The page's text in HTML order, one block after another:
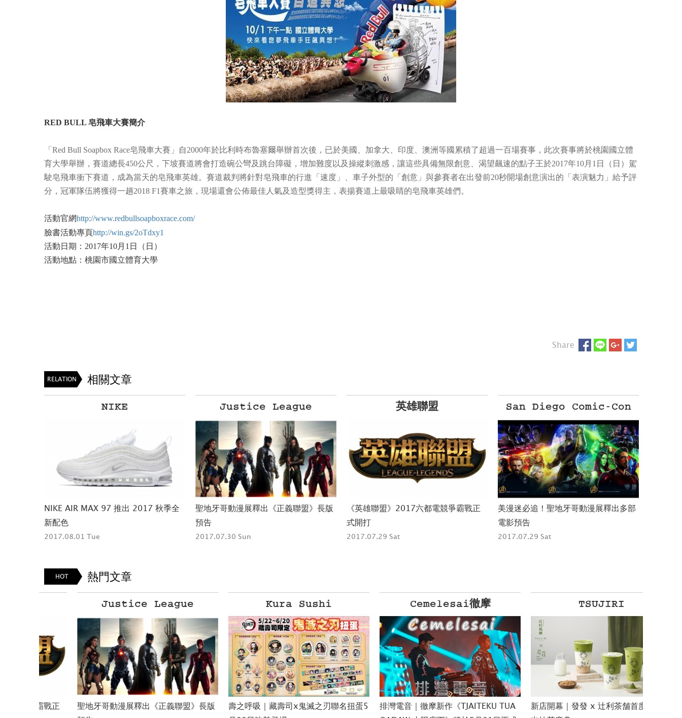
RED BULL 皂飛車大賽簡介
「Red Bull Soapbox Race皂飛車大賽」自2000年於比利時布魯塞爾舉辦首次後，已於美國、加拿大、印度、澳洲等國累積了超過一百場賽事，此次賽事將於桃園國立體
育大學舉辦，賽道總長450公尺，下坡賽道將會打造碗公彎及跳台障礙，增加難度以及操縱刺激感，讓這些具備無限創意、渴望飆速的點子王於2017年10月1日（日）駕
駛皂飛車衝下賽道，成為當天的皂飛車英雄。賽道裁判將針對皂飛車的行進「速度」、車子外型的「創意」與參賽者在出發前20秒開場創意演出的「表演魅力」給予評
分，冠軍隊伍將獲得一趟2018 F1賽車之旅，現場還會公佈最佳人氣及造型獎得主，表揚賽道上最吸睛的皂飛車英雄們。
活動官網http://www.redbullsoapboxrace.com/
臉書活動專頁http://win.gs/2oTdxy1
活動日期：2017年10月1日（日）
活動地點：桃園市國立體育大學
Share
RELATION 相關文章
NIKE
NIKE AIR MAX 97 推出 2017 秋季全
新配色
2017.08.01 Tue
Justice League
聖地牙哥動漫展釋出《正義聯盟》長版
預告
2017.07.30 Sun
英雄聯盟
《英雄聯盟》2017六都電競爭霸戰正
式開打
2017.07.29 Sat
San Diego Comic-Con
美漫迷必追！聖地牙哥動漫展釋出多部
電影預告
2017.07.29 Sat
HOT 熱門文章
Justice League
聖地牙哥動漫展釋出《正義聯盟》長版
Kura Sushi
壽之呼吸｜藏壽司x鬼滅之刃聯名扭蛋5
Cemelesai徹摩
排灣電音｜徹摩新作《TJAITEKU TUA
TSUJIRI
新店開幕｜發發 x 辻利茶舗首度聯名推